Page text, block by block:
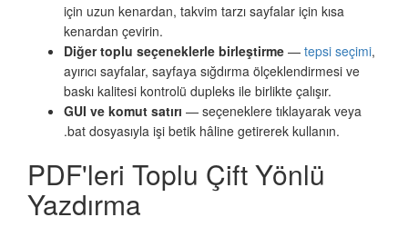
için uzun kenardan, takvim tarzı sayfalar için kısa
kenardan çevirin.
Diğer toplu seçeneklerle birleştirme — tepsi seçimi,
ayırıcı sayfalar, sayfaya sığdırma ölçeklendirmesi ve
baskı kalitesi kontrolü dupleks ile birlikte çalışır.
GUI ve komut satırı — seçeneklere tıklayarak veya
.bat dosyasıyla işi betik hâline getirerek kullanın.
PDF'leri Toplu Çift Yönlü
Yazdırma